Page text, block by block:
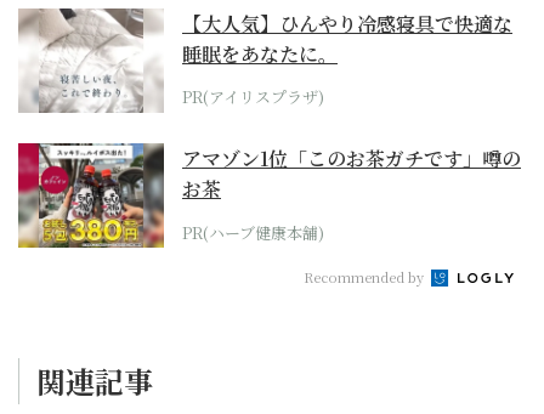
【大人気】ひんやり冷感寝具で快適な
睡眠をあなたに。
PR(アイリスプラザ)
アマゾン1位「このお茶ガチです」噂の
お茶
PR(ハーブ健康本舗)
Recommended by
関連記事